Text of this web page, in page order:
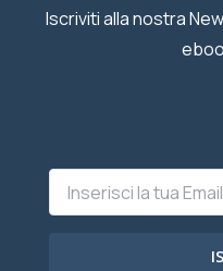
Iscriviti alla nostra